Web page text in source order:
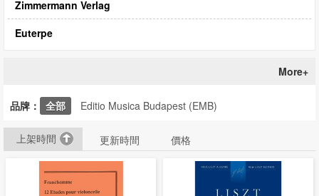
Zimmermann Verlag
Euterpe
More+
品牌： 全部 Editio Musica Budapest (EMB)
上架時間 更新時間 價格